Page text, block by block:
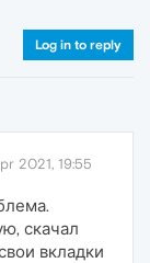
Log in to reply
2021, 19:55
скачал
вкладки